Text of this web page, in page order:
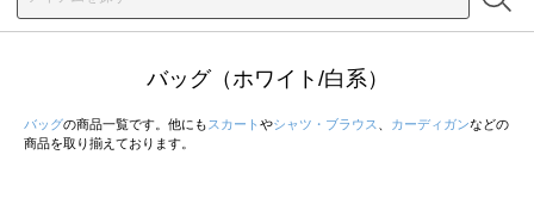
バッグ（ホワイト/白系）
バッグの商品一覧です。他にも スカート やシャツ・ブラウス カーディガンなどの
商品を取り揃えております。